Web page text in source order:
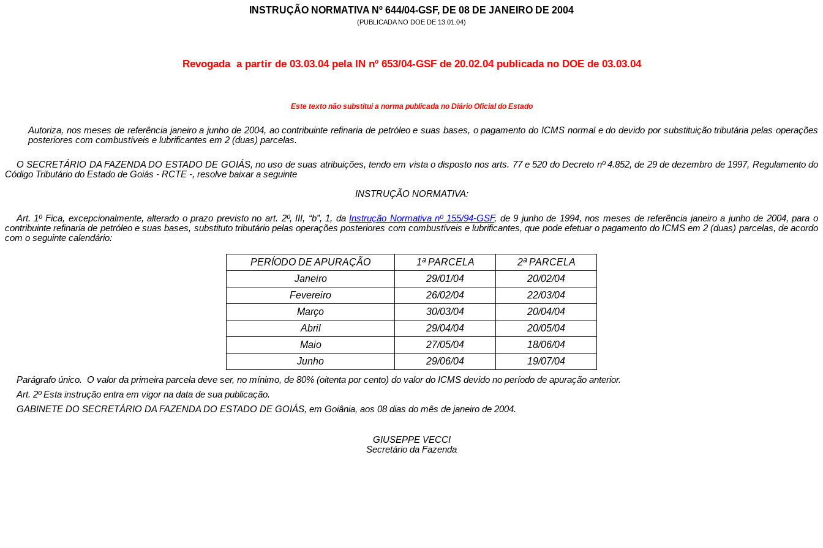
INSTRUÇÃO NORMATIVA Nº 644/04-GSF, DE 08 DE JANEIRO DE 2004
(PUBLICADA NO DOE DE 13.01.04)
Revogada a partir de 03.03.04 pela IN nº 653/04-GSF de 20.02.04 publicada no DOE de 03.03.04
Este texto não substitui a norma publicada no Diário Oficial do Estado
Autoriza, nos meses de referência janeiro a junho de 2004, ao contribuinte refinaria de petróleo e suas bases, o pagamento do ICMS normal e do devido por substituição tributária pelas operações
posteriores com combustíveis e lubrificantes em 2 (duas) parcelas.
O SECRETÁRIO DA FAZENDA DO ESTADO DE GOIÁS, no uso de suas atribuições, tendo em vista o disposto nos arts. 77 e 520 do Decreto nº 4.852, de 29 de dezembro de 1997, Regulamento do
Código Tributário do Estado de Goiás - RCTE -, resolve baixar a seguinte
INSTRUÇÃO NORMATIVA:
Art. 1º Fica, excepcionalmente, alterado o prazo previsto no art. 2º, III, “b”, 1, daInstrução Normativa nº 155/94-GSF, de 9 junho de 1994, nos meses de referência janeiro a junho de 2004, para o
contribuinte refinaria de petróleo e suas bases, substituto tributário pelas operações posteriores com combustíveis e lubrificantes, que pode efetuar o pagamento do ICMS em 2 (duas) parcelas, de acordo
com o seguinte calendário:
PERÍODO DE APURAÇÃO 1ª PARCELA
2ª PARCELA
Janeiro
29/01/04
20/02/04
Fevereiro
26/02/04
22/03/04
Março
30/03/04
20/04/04
Abril
29/04/04
20/05/04
Maio
27/05/04
18/06/04
Junho
29/06/04 19/07/04
Parágrafo único. O valor da primeira parcela deve ser, no mínimo, de 80% (oitenta por cento) do valor do ICMS devido no período de apuração anterior.
Art. 2º Esta instrução entra em vigor na data de sua publicação.
GABINETE DO SECRETÁRIO DA FAZENDA DO ESTADO DE GOIÁS, em Goiânia, aos 08 dias do mês de janeiro de 2004.
GIUSEPPE VECCI
Secretário da Fazenda